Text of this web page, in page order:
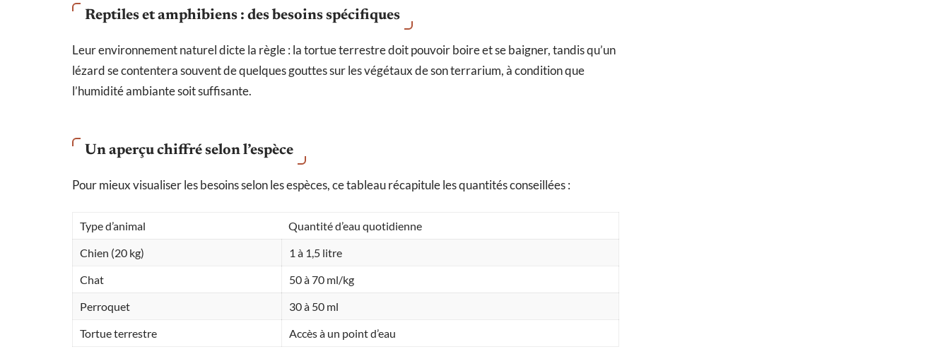
Reptiles et amphibiens : des besoins spécifiques
Leur environnement naturel dicte la règle : la tortue terrestre doit pouvoir boire et se baigner, tandis qu’un
lézard se contentera souvent de quelques gouttes sur les végétaux de son terrarium, à condition que
l’humidité ambiante soit suffisante.
Un aperçu chiffré selon l’espèce
Pour mieux visualiser les besoins selon les espèces, ce tableau récapitule les quantités conseillées :
Type d’animal
Quantité d’eau quotidienne
Chien (20 kg)
1 à 1,5 litre
Chat
50 à 70 ml/kg
Perroquet
30 à 50 ml
Tortue terrestre
Accès à un point d’eau